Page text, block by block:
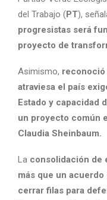
del Trabajo (PT),
progresistas será
proyecto de
Asimismo, reconoció
atraviesa el país
Estado y capacidad
un proyecto común
Claudia Sheinbaum.
La consolidación de
más que un
cerrar filas para